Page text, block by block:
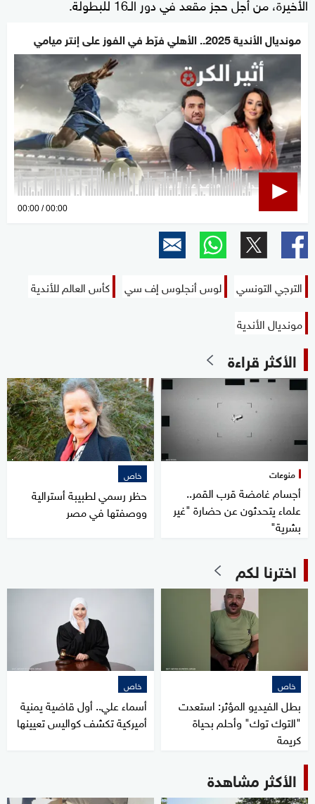
مونديال الأندية 2025.. الأهلي فرّط في الفوز على إنتر ميامي
0
00:00 00:00
الترجي التونسي لوس أنجلوس إف سي
كأس العالم للأندية
مونديال الأندية
الأكثر قراءة
منوعات
أجسام غامضة قرب القمر..
علماء يتحدثون عن حضارة "غير
بشرية"
خاص
حظر رسمي لطبيبة أسترالية
ووصفتها في مصر
اخترنا لكم
خاص
بطل الفيديو المؤثر: استعدت
"التوك توك" وأحلم بحياة
كريمة
خاص
أسماء علي.. أول قاضية يمنية
أميركية تكشف كواليس تعيينها
الأكثر مشاهدة